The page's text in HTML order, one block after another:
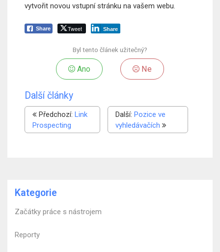
vytvořit novou vstupní stránku na vašem webu.
Share Tweet Share
Byl tento článek užitečný?
Ano Ne
Další články
Předchozí: Link
Prospecting
Další:Pozice ve
vyhledávačích
Kategorie
Začátky práce s nástrojem
Reporty